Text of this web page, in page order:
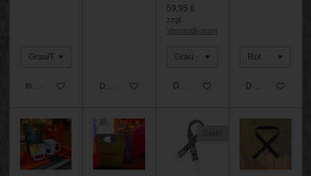
In den Warenkorb Details anzeigen
59,95 €
zzgl.
Versandkosten
Details anzeigen Details anzeigen